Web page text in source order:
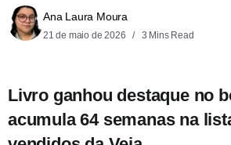
Ana Laura Moura
21 de maio de 2026 3 Mins Read
Livro ganhou destaque no
acumula 64 semanas na